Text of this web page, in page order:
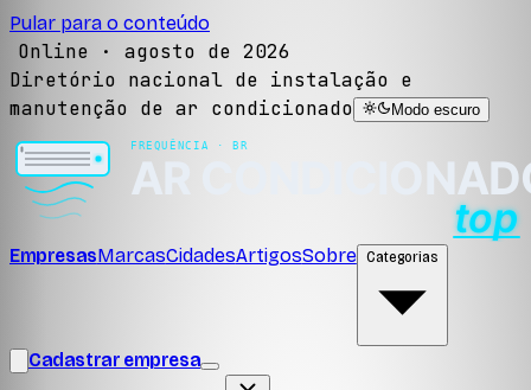
Pular para o conteúdo
Online · agosto de 2026
Diretório nacional de instalação e
manutenção de ar condicionado
Modo escuro
EmpresasMarcasCidadesArtigosSobre Categorias
Cadastrar empresa